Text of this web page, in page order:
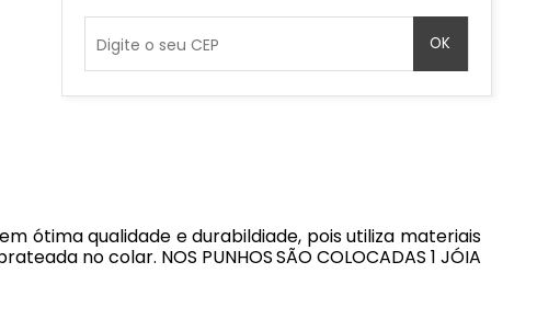
OK
ótima qualidade e durabildiade, pois utiliza materiais
no colar. NOS PUNHOS SÃO COLOCADAS 1 JÓIA